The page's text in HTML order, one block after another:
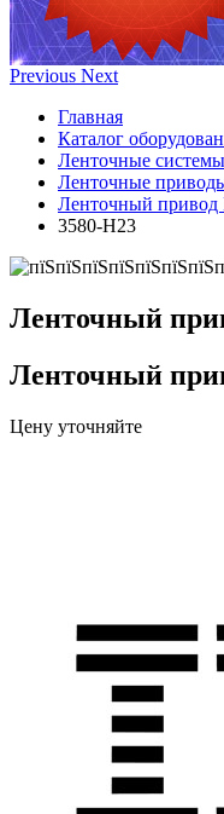
Previous Next
Главная
Каталог
Ленточные
Ленточные
Ленточный
3580-H23
Ленточный
Ленточный
Цену уточняйте